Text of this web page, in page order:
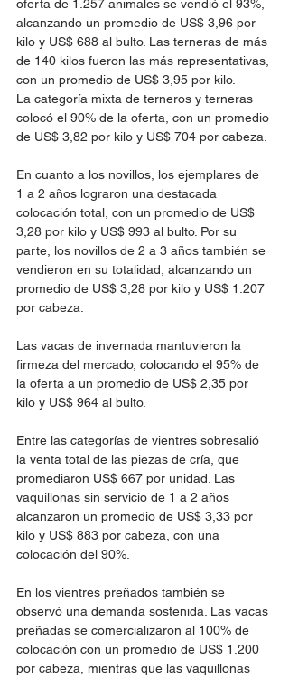
oferta de 1.257 animales se vendió el 93%,
alcanzando un promedio de US$ 3,96 por
kilo y US$ 688 al bulto. Las terneras de más
de 140 kilos fueron las más representativas,
con un promedio de US$ 3,95 por kilo.
La categoría mixta de terneros y terneras
colocó el 90% de la oferta, con un promedio
de US$ 3,82 por kilo y US$ 704 por cabeza.
En cuanto a los novillos, los ejemplares de
1 a 2 años lograron una destacada
colocación total, con un promedio de US$
3,28 por kilo y US$ 993 al bulto. Por su
parte, los novillos de 2 a 3 años también se
vendieron en su totalidad, alcanzando un
promedio de US$ 3,28 por kilo y US$ 1.207
por cabeza.
Las vacas de invernada mantuvieron la
firmeza del mercado, colocando el 95% de
la oferta a un promedio de US$ 2,35 por
kilo y US$ 964 al bulto.
Entre las categorías de vientres sobresalió
la venta total de las piezas de cría, que
promediaron US$ 667 por unidad. Las
vaquillonas sin servicio de 1 a 2 años
alcanzaron un promedio de US$ 3,33 por
kilo y US$ 883 por cabeza, con una
colocación del 90%.
En los vientres preñados también se
observó una demanda sostenida. Las vacas
preñadas se comercializaron al 100% de
colocación con un promedio de US$ 1.200
por cabeza, mientras que las vaquillonas